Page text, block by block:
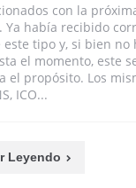
con la
Ya había recibido
este tipo y, si bien no
el momento, este
el propósito. Los
ICO...
Leyendo